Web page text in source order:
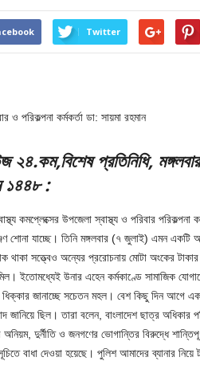
Twitter
ও পরিকল্পনা কর্মকর্তা ডা: সায়মা রহমান
জ২৪.কম,বিশেষপ্রতিনিধি,
১৪৪৮ :
কমপ্লেক্সের উপজেলা স্বাস্থ্য ও পরিবার পরিকল্পনা
শোনা যাচ্ছে। তিনি মঙ্গলবার (৭ জুলাই) এমন একটি
থাকা সত্ত্বেও অন্যের প্ররোচনায় মোটা অংকের টাকার
ইতোমধ্যেই উনার এহেন কর্মকাণ্ডে সামাজিক
ধিক্কার জানাচ্ছে সচেতন মহল। বেশ কিছু দিন আগে
জানিয়ে ছিল। তারা বলেন, বাংলাদেশ ছাত্র অধিকার
অনিয়ম, দুর্নীতি ও জনগণের ভোগান্তির বিরুদ্ধে
বাধা দেওয়া হয়েছে। পুলিশ আমাদের ব্যানার নিয়ে